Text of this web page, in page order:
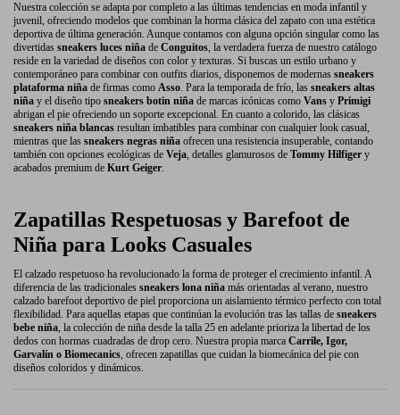
Nuestra colección se adapta por completo a las últimas tendencias en moda infantil y
juvenil, ofreciendo modelos que combinan la horma clásica del zapato con una estética
deportiva de última generación. Aunque contamos con alguna opción singular como las
divertidas sneakers luces niña de Conguitos, la verdadera fuerza de nuestro catálogo
reside en la variedad de diseños con color y texturas. Si buscas un estilo urbano y
contemporáneo para combinar con outfits diarios, disponemos de modernas sneakers
plataforma niña de firmas como Asso. Para la temporada de frío, las sneakers altas
niña y el diseño tipo sneakers botin niña de marcas icónicas como Vans y Primigi
abrigan el pie ofreciendo un soporte excepcional. En cuanto a colorido, las clásicas
sneakers niña blancas resultan imbatibles para combinar con cualquier look casual,
mientras que las sneakers negras niña ofrecen una resistencia insuperable, contando
también con opciones ecológicas de Veja, detalles glamurosos de Tommy Hilfiger y
acabados premium de Kurt Geiger.
Zapatillas Respetuosas y Barefoot de
Niña para Looks Casuales
El calzado respetuoso ha revolucionado la forma de proteger el crecimiento infantil. A
diferencia de las tradicionales sneakers lona niña más orientadas al verano, nuestro
calzado barefoot deportivo de piel proporciona un aislamiento térmico perfecto con total
flexibilidad. Para aquellas etapas que continúan la evolución tras las tallas de sneakers
bebe niña, la colección de niña desde la talla 25 en adelante prioriza la libertad de los
dedos con hormas cuadradas de drop cero. Nuestra propia marca Carrile, Igor,
Garvalín o Biomecanics, ofrecen zapatillas que cuidan la biomecánica del pie con
diseños coloridos y dinámicos.